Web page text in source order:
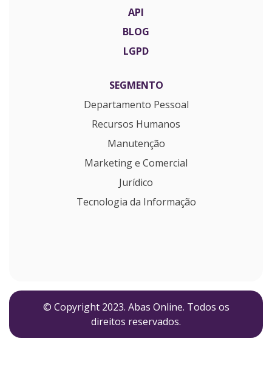
API
BLOG
LGPD
SEGMENTO
Departamento Pessoal
Recursos Humanos
Manutenção
Marketing e Comercial
Jurídico
Tecnologia da Informação
© Copyright 2023. Abas Online. Todos os
direitos reservados.